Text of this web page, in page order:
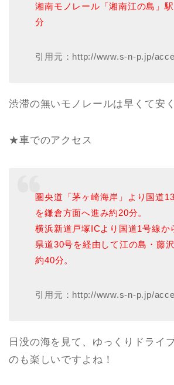
湘南モノレール「湘南江の島」
分
引用元：http://www.s-n-p.jp/
渋滞の無いモノレールは早くて安
★車でのアクセス
圏央道「茅ヶ崎海岸」より国道
を鎌倉方面へ進み約20分。
横浜新道戸塚ICより国道1号線か
県道30号を経由して江の島・藤
約40分。
引用元：http://www.s-n-p.jp/
日没の海を見て、ゆっくりドライ
のも楽しいですよね！